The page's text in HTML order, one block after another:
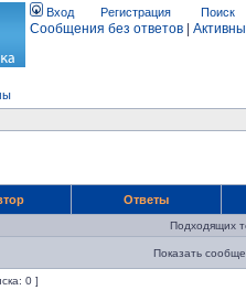
Вход Регистрация Поиск
Сообщения без ответов
Ответы
Подходящих
Показать
0 ]